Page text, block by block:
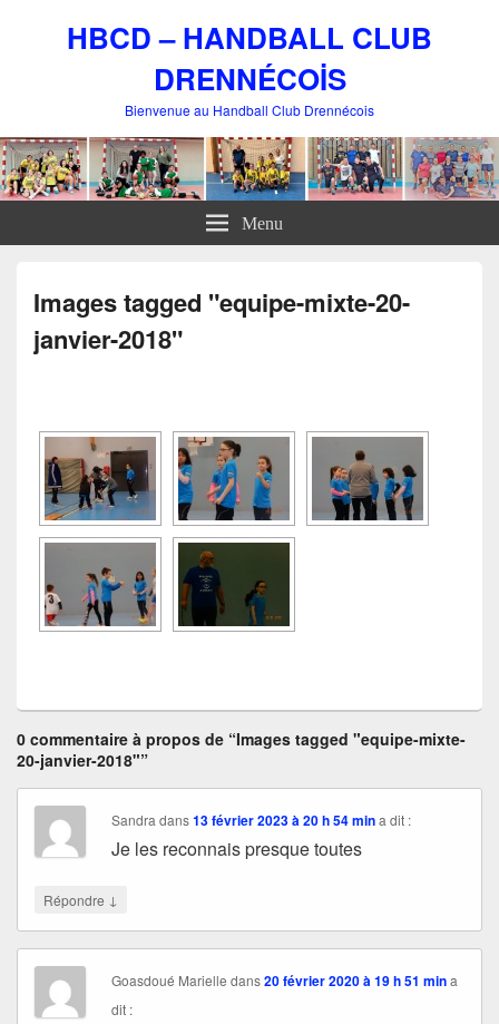
HBCD – HANDBALL CLUB
DRENNÉCOİS
Bienvenue au Handball Club Drennécois
Menu
Images tagged "equipe-mixte-20-
janvier-2018"
0 commentaire à propos de “Images tagged "equipe-mixte-
20-janvier-2018"”
Sandra dans13 février 2023 à 20 h 54 min a dit :
Je les reconnais presque toutes
Répondre ↓
Goasdoué Marielle dans20 février 2020 à 19 h 51 min a
dit :